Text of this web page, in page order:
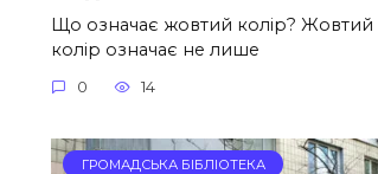
Що означає жовтий колір? Жовтий
колір означає не лише
0 14
ГРОМАДСЬКА БІБЛІОТЕКА